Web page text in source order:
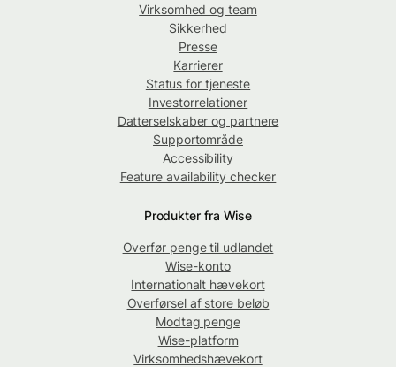
Virksomhed og team
Sikkerhed
Presse
Karrierer
Status for tjeneste
Investorrelationer
Datterselskaber og partnere
Supportområde
Accessibility
Feature availability checker
Produkter fra Wise
Overfør penge til udlandet
Wise-konto
Internationalt hævekort
Overførsel af store beløb
Modtag penge
Wise-platform
Virksomhedshævekort